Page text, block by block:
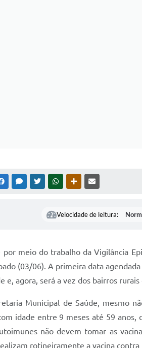
FACEBOOKMESSENGER
TWITTERWHATSAPPOUTRAS MÍDIAS
Velocidade de leitura:
por meio do trabalho da Vigilância
(03/06). A primeira data
e, agora, será a vez dos bairros
Municipal de Saúde, mesmo
idade entre 9 meses até 59
não devem tomar as
rotineiramente a vacina